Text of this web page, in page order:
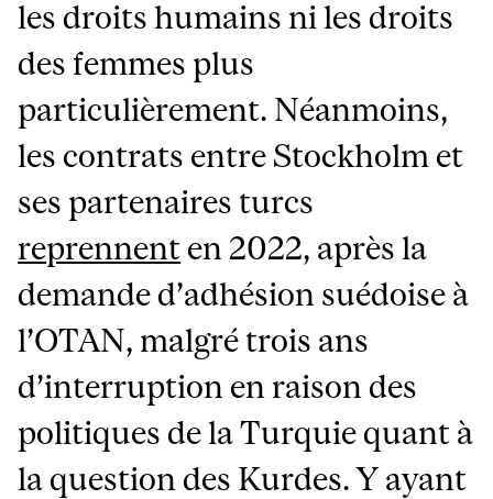
les droits humains ni les droits
des femmes plus
particulièrement. Néanmoins,
les contrats entre Stockholm et
ses partenaires turcs
reprennent en 2022, après la
demande d’adhésion suédoise à
l’OTAN, malgré trois ans
d’interruption en raison des
politiques de la Turquie quant à
la question des Kurdes. Y ayant